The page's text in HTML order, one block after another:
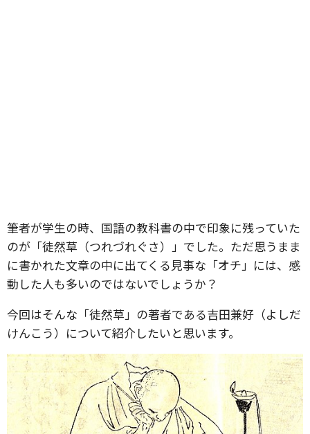
筆者が学生の時、国語の教科書の中で印象に残っていた
のが「徒然草（つれづれぐさ）」でした。ただ思うまま
に書かれた文章の中に出てくる見事な「オチ」には、感
動した人も多いのではないでしょうか？
今回はそんな「徒然草」の著者である吉田兼好（よしだ
けんこう）について紹介したいと思います。